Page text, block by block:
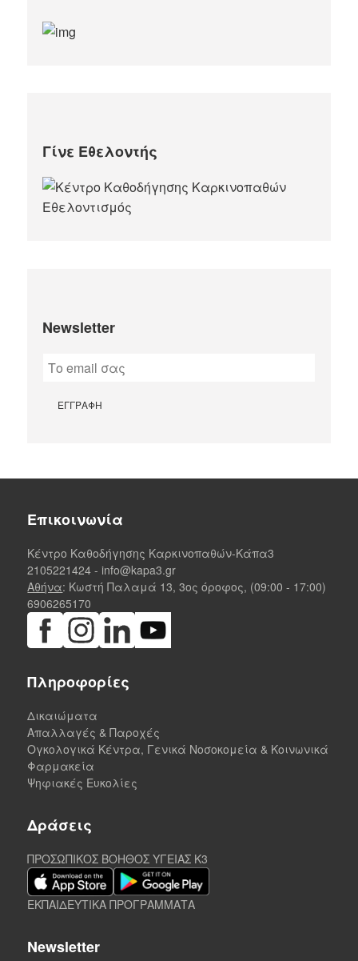
Γίνε Εθελοντής
Newsletter
Επικοινωνία
Κέντρο Καθοδήγησης Καρκινοπαθών-Κάπα3
2105221424 - info@kapa3.gr
Αθήνα: Κωστή Παλαμά 13, 3ος όροφος, (09:00 - 17:00)
6906265170
Πληροφορίες
Δικαιώματα
Απαλλαγές & Παροχές
Ογκολογικά Κέντρα, Γενικά Νοσοκομεία & Κοινωνικά
Φαρμακεία
Ψηφιακές Ευκολίες
Δράσεις
ΠΡΟΣΩΠΙΚΟΣ ΒΟΗΘΟΣ ΥΓΕΙΑΣ K3
ΕΚΠΑΙΔΕΥΤΙΚΑ ΠΡΟΓΡΑΜΜΑΤΑ
Newsletter